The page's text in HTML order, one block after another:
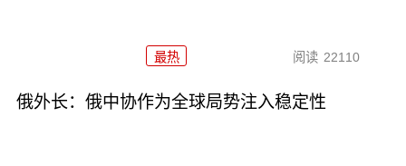
最热 阅读 22110
俄外长：俄中协作为全球局势注入稳定性